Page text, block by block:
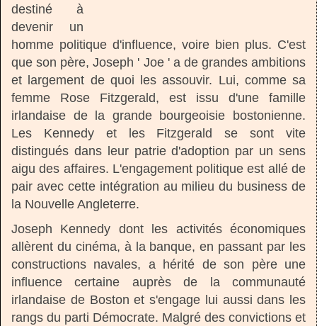
destiné à
devenir un
homme politique d'influence, voire bien plus. C'est
que son père, Joseph ' Joe ' a de grandes ambitions
et largement de quoi les assouvir. Lui, comme sa
femme Rose Fitzgerald, est issu d'une famille
irlandaise de la grande bourgeoisie bostonienne.
Les Kennedy et les Fitzgerald se sont vite
distingués dans leur patrie d'adoption par un sens
aigu des affaires. L'engagement politique est allé de
pair avec cette intégration au milieu du business de
la Nouvelle Angleterre.
Joseph Kennedy dont les activités économiques
allèrent du cinéma, à la banque, en passant par les
constructions navales, a hérité de son père une
influence certaine auprès de la communauté
irlandaise de Boston et s'engage lui aussi dans les
rangs du parti Démocrate. Malgré des convictions et